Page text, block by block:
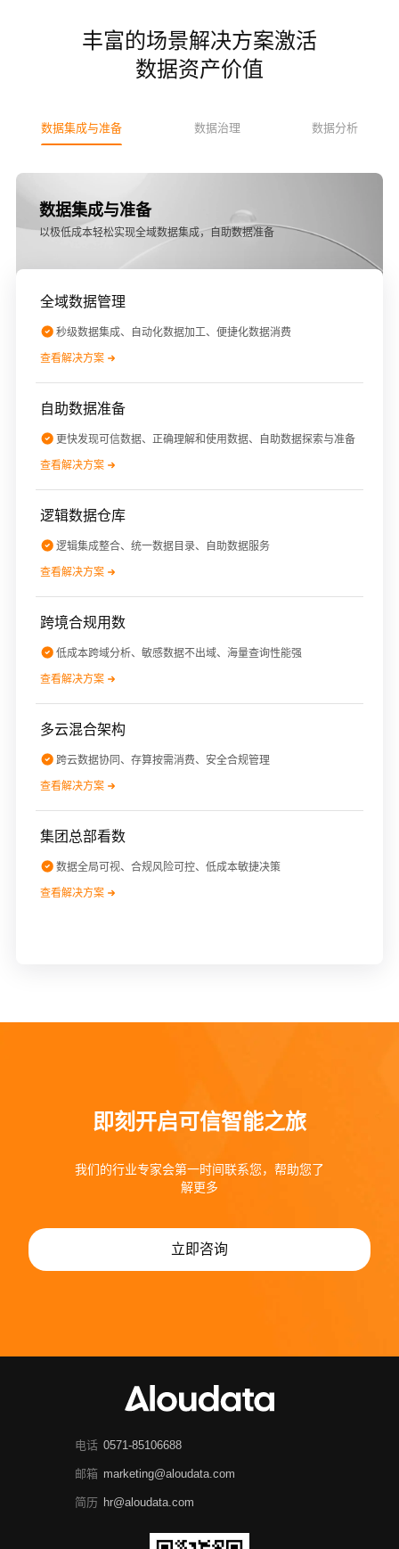
丰富的场景解决方案激活
数据资产价值
数据集成与准备
以极低成本轻松实现全域数据集成，自助数据准备
全域数据管理
秒级数据集成、自动化数据加工、便捷化数据消费
查看解决方案
自助数据准备
更快发现可信数据、正确理解和使用数据、自助数据探索与准备
查看解决方案
逻辑数据仓库
逻辑集成整合、统一数据目录、自助数据服务
查看解决方案
跨境合规用数
低成本跨域分析、敏感数据不出域、海量查询性能强
查看解决方案
多云混合架构
跨云数据协同、存算按需消费、安全合规管理
查看解决方案
集团总部看数
数据全局可视、合规风险可控、低成本敏捷决策
查看解决方案
数据集成与准备 数据治理 数据分析
即刻开启可信智能之旅
我们的行业专家会第一时间联系您，帮助您了
解更多
立即咨询
电话 0571-85106688
邮箱 marketing@aloudata.com
简历 hr@aloudata.com